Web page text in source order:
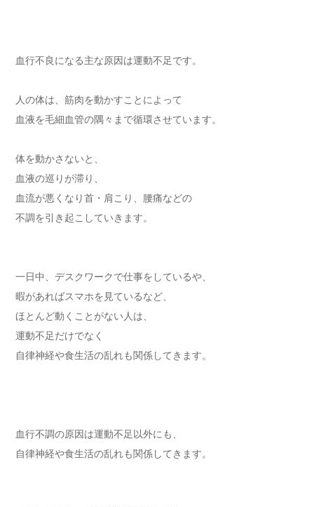
血行不良になる主な原因は運動不足です。
人の体は、筋肉を動かすことによって
血液を毛細血管の隅々まで循環させています。
体を動かさないと、
血液の巡りが滞り、
血流が悪くなり首・肩こり、腰痛などの
不調を引き起こしていきます。
一日中、デスクワークで仕事をしているや、
暇があればスマホを見ているなど、
ほとんど動くことがない人は、
運動不足だけでなく
自律神経や食生活の乱れも関係してきます。
血行不調の原因は運動不足以外にも、
自律神経や食生活の乱れも関係してきます。